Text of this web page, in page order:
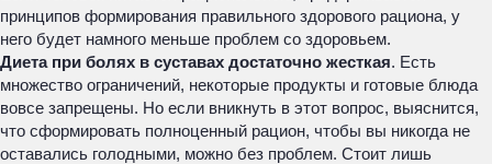
принципов формирования правильного здорового рациона, у
него будет намного меньше проблем со здоровьем.
Диета при болях в суставах достаточно жесткая. Есть
множество ограничений, некоторые продукты и готовые блюда
вовсе запрещены. Но если вникнуть в этот вопрос, выяснится,
что сформировать полноценный рацион, чтобы вы никогда не
оставались голодными, можно без проблем. Стоит лишь